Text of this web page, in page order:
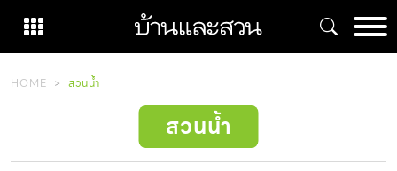
content
HOME สวนน้ำ
สวนน้ำ